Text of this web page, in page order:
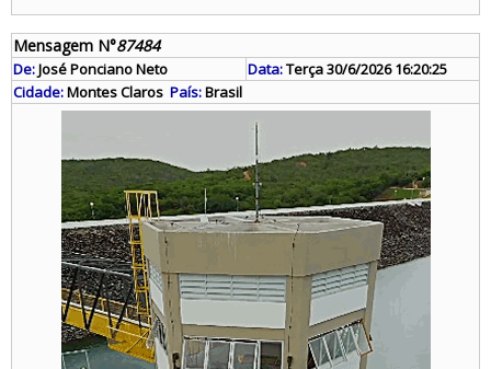
Mensagem N°87484
De:José Ponciano Neto Data:Terça 30/6/2026 16:20:25
Cidade:Montes Claros País:Brasil